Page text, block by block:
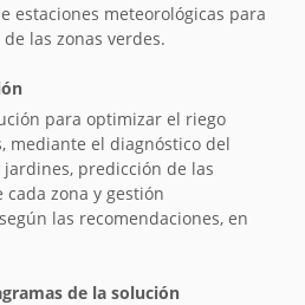
estaciones meteorológicas para
las zonas verdes.
para optimizar el riego
mediante el diagnóstico del
predicción de las
zona y gestión
las recomendaciones, en
de la solución